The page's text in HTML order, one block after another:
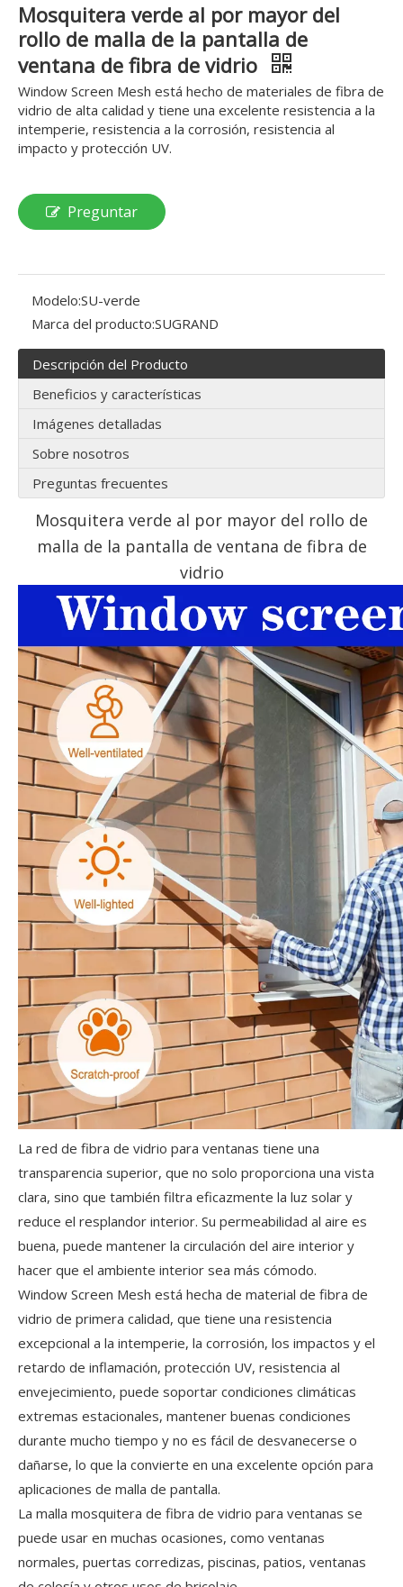
Mosquitera verde al por mayor del
rollo de malla de la pantalla de
ventana de fibra de vidrio
Window Screen Mesh está hecho de materiales de fibra de
vidrio de alta calidad y tiene una excelente resistencia a la
intemperie, resistencia a la corrosión, resistencia al
impacto y protección UV.
Preguntar
Modelo:SU-verde
Marca del producto:SUGRAND
Descripción del Producto
Beneficios y características
Imágenes detalladas
Sobre nosotros
Preguntas frecuentes
Mosquitera verde al por mayor del rollo de
malla de la pantalla de ventana de fibra de
vidrio
La red de fibra de vidrio para ventanas tiene una
transparencia superior, que no solo proporciona una vista
clara, sino que también filtra eficazmente la luz solar y
reduce el resplandor interior. Su permeabilidad al aire es
buena, puede mantener la circulación del aire interior y
hacer que el ambiente interior sea más cómodo.
Window Screen Mesh está hecha de material de fibra de
vidrio de primera calidad, que tiene una resistencia
excepcional a la intemperie, la corrosión, los impactos y el
retardo de inflamación, protección UV, resistencia al
envejecimiento, puede soportar condiciones climáticas
extremas estacionales, mantener buenas condiciones
durante mucho tiempo y no es fácil de desvanecerse o
dañarse, lo que la convierte en una excelente opción para
aplicaciones de malla de pantalla.
La malla mosquitera de fibra de vidrio para ventanas se
puede usar en muchas ocasiones, como ventanas
normales, puertas corredizas, piscinas, patios, ventanas